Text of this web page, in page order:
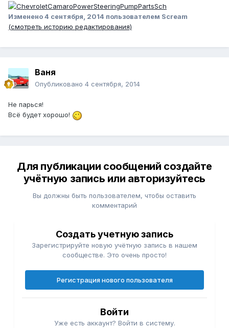
Изменено4 сентября, 2014 пользователем Scream
(смотреть историю редактирования)
Ваня
Опубликовано 4 сентября, 2014
Не парься!
Всё будет хорошо!
Для публикации сообщений создайте
учётную запись или авторизуйтесь
Вы должны быть пользователем, чтобы оставить
комментарий
Создать учетную запись
Зарегистрируйте новую учётную запись в нашем
сообществе. Это очень просто!
Регистрация нового пользователя
Войти
Уже есть аккаунт? Войти в систему.